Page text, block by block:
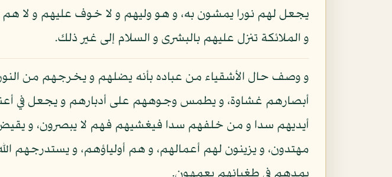
يجعل لهم نورا يمشون به، و هو وليهم و لا خوف عليهم و لا
و الملائكة تنزل عليهم بالبشرى و السلام إلى غير ذلك.
و وصف حال الأشقياء من عباده بأنه يضلهم و يخرجهم من
أبصارهم غشاوة، و يطمس وجوههم على أدبارهم و يجعل في
أيديهم سدا و من خلفهم سدا فيغشيهم فهم لا يبصرون، و
مهتدون، و يزينون لهم أعمالهم، و هم أولياؤهم، و يستدرجهم